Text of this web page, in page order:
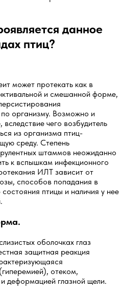
данное
птиц?
может протекать как в
и смешанной форме,
организму. Возможно и
чего возбудитель
из организма птиц-
среду. Степень
штаммов неожиданно
к вспышкам инфекционного
ИЛТ зависит от
способов попадания в
птицы и наличия у нее
оболочках глаз
защитная реакция
отеком,
деформацией глазной щели.